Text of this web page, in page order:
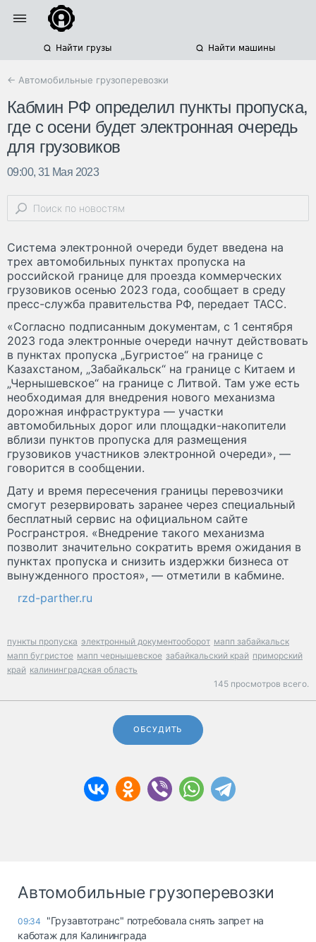
Найти грузы Найти машины
← Автомобильные грузоперевозки
Кабмин РФ определил пункты пропуска,
где с осени будет электронная очередь
для грузовиков
09:00, 31 Мая 2023
Система электронной очереди будет введена на
трех автомобильных пунктах пропуска на
российской границе для проезда коммерческих
грузовиков осенью 2023 года, сообщает в среду
пресс-служба правительства РФ, передает ТАСС.
«Согласно подписанным документам, с 1 сентября
2023 года электронные очереди начнут действовать
в пунктах пропуска „Бугристое“ на границе с
Казахстаном, „Забайкальск“ на границе с Китаем и
„Чернышевское“ на границе с Литвой. Там уже есть
необходимая для внедрения нового механизма
дорожная инфраструктура — участки
автомобильных дорог или площадки-накопители
вблизи пунктов пропуска для размещения
грузовиков участников электронной очереди», —
говорится в сообщении.
Дату и время пересечения границы перевозчики
смогут резервировать заранее через специальный
бесплатный сервис на официальном сайте
Росгранстроя. «Внедрение такого механизма
позволит значительно сократить время ожидания в
пунктах пропуска и снизить издержки бизнеса от
вынужденного простоя», — отметили в кабмине.
rzd-parther.ru
пункты пропуска электронный документооборот мапп забайкальск
мапп бугристое мапп чернышевское забайкальский край приморский
край калининградская область
145 просмотров всего.
ОБСУДИТЬ
Автомобильные грузоперевозки
09:34
"Грузавтотранс" потребовала снять запрет на
каботаж для Калининграда